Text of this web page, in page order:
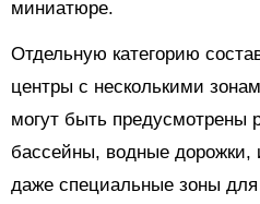
миниатюре.
Отдельную категорию
центры с несколькими
могут быть предусмотрены
бассейны, водные дорожки,
даже специальные зоны для